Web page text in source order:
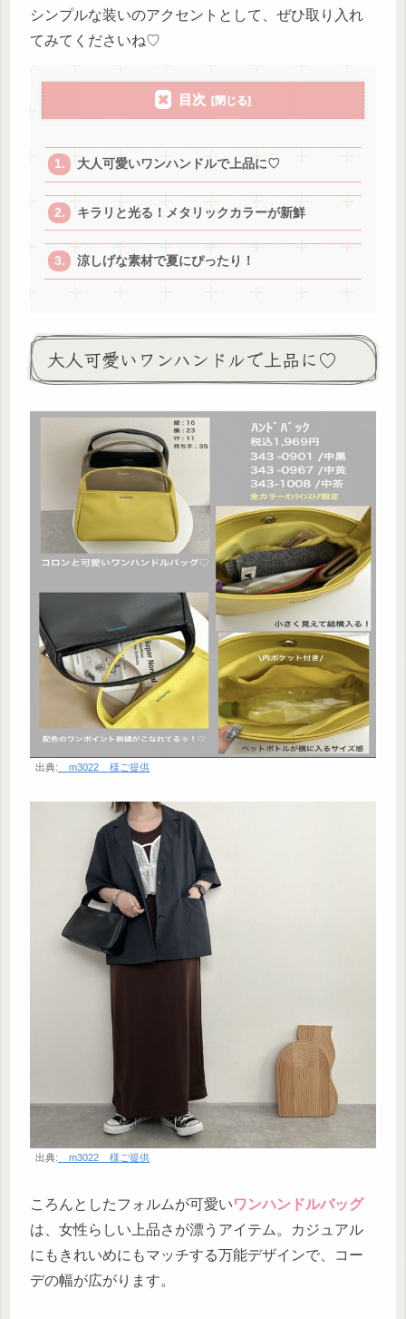
シンプルな装いのアクセントとして、ぜひ取り入れ
てみてくださいね♡
目次
大人可愛いワンハンドルで上品に♡
キラリと光る！メタリックカラーが新鮮
涼しげな素材で夏にぴったり！
大人可愛いワンハンドルで上品に♡
出典: __m3022__様ご提供
出典: __m3022__様ご提供
ころんとしたフォルムが可愛いワンハンドルバッグ
は、女性らしい上品さが漂うアイテム。カジュアル
にもきれいめにもマッチする万能デザインで、コー
デの幅が広がります。